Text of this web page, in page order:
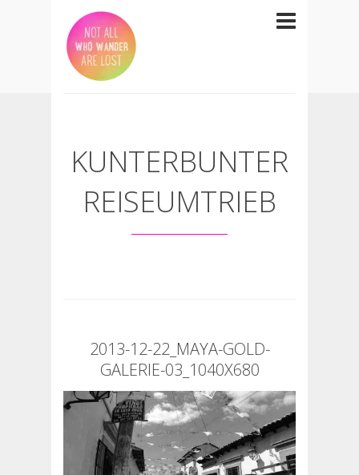
KUNTERBUNTER
REISEUMTRIEB
2013-12-22_MAYA-GOLD-
GALERIE-03_1040X680